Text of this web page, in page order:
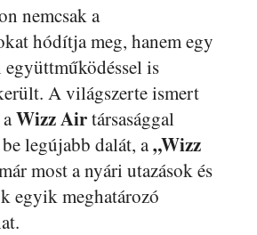
nemcsak a
hódítja meg, hanem egy
is
A világszerte ismert
Wizz Airtársasággal
legújabb dalát, a„Wizz
most a nyári utazások és
egyik meghatározó